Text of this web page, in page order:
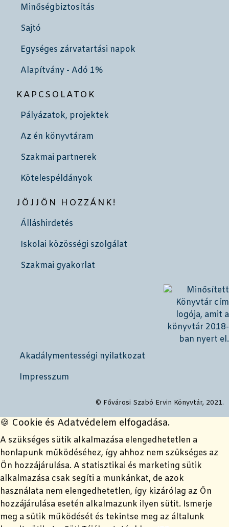
Minőségbiztosítás
Sajtó
Egységes zárvatartási napok
Alapítvány - Adó 1%
KAPCSOLATOK
Pályázatok, projektek
Az én könyvtáram
Szakmai partnerek
Kötelespéldányok
JÖJJÖN HOZZÁNK!
Álláshirdetés
Iskolai közösségi szolgálat
Szakmai gyakorlat
Akadálymentességi nyilatkozat
Impresszum
© Fővárosi Szabó Ervin Könyvtár, 2021.
🍪 Cookie és Adatvédelem elfogadása.
A szükséges sütik alkalmazása elengedhetetlen a
honlapunk működéséhez, így ahhoz nem szükséges az
Ön hozzájárulása. A statisztikai és marketing sütik
alkalmazása csak segíti a munkánkat, de azok
használata nem elengedhetetlen, így kizárólag az Ön
hozzájárulása esetén alkalmazunk ilyen sütit. Ismerje
meg a sütik működését és tekintse meg az általunk